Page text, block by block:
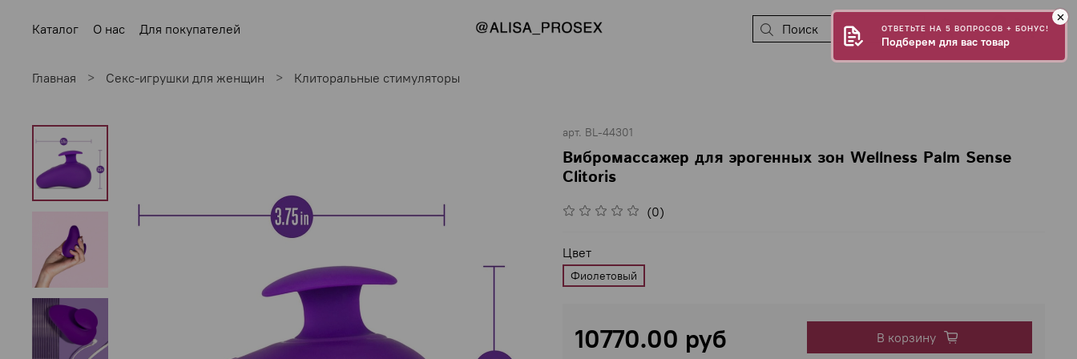
Каталог О нас Для покупателей
Главная Секс-игрушки для женщин Клиторальные стимуляторы
арт. BL-44301
Вибромассажер для эрогенных зон Wellness Palm Sense
Clitoris
(0)
Цвет
Фиолетовый
10770.00 руб В корзину
ОТВЕТЬТЕ НА 5 ВОПРОСОВ + БОНУС!
Подберем для вас товар